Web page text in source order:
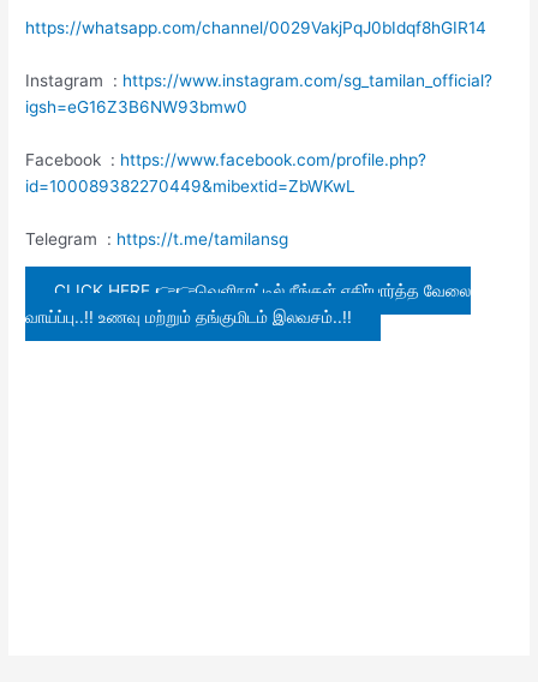
https://whatsapp.com/channel/0029VakjPqJ0bIdqf8hGIR14
Instagram : https://www.instagram.com/sg_tamilan_official?
igsh=eG16Z3B6NW93bmw0
Facebook : https://www.facebook.com/profile.php?
id=100089382270449&mibextid=ZbWKwL
Telegram : https://t.me/tamilansg
CLICK HERE 👉👉வெளிநாட்டில் நீங்கள் எதிர்பார்த்த வேலை
வாய்ப்பு..!! உணவு மற்றும் தங்குமிடம் இலவசம்..!!